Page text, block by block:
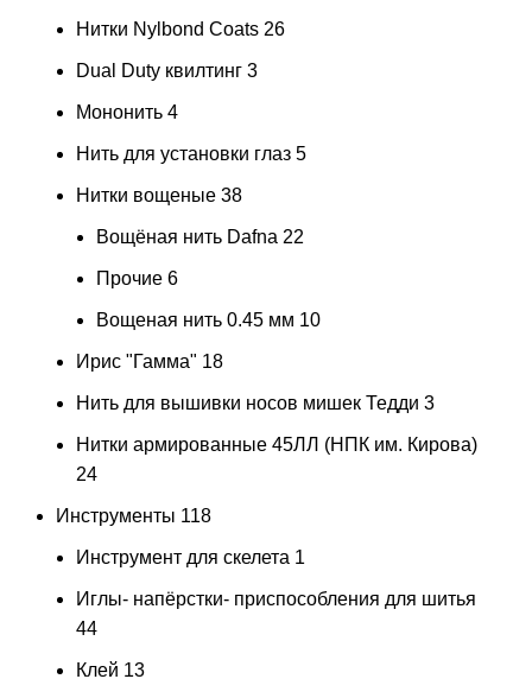
Нитки Nylbond Coats 26
Dual Duty квилтинг 3
Мононить 4
Нить для установки глаз 5
Нитки вощеные 38
Вощёная нить Dafna 22
Прочие 6
Вощеная нить 0.45 мм 10
Ирис "Гамма" 18
Нить для вышивки носов мишек Тедди 3
Нитки армированные 45ЛЛ (НПК им. Кирова)
24
Инструменты 118
Инструмент для скелета 1
Иглы- напёрстки- приспособления для шитья
44
Клей 13